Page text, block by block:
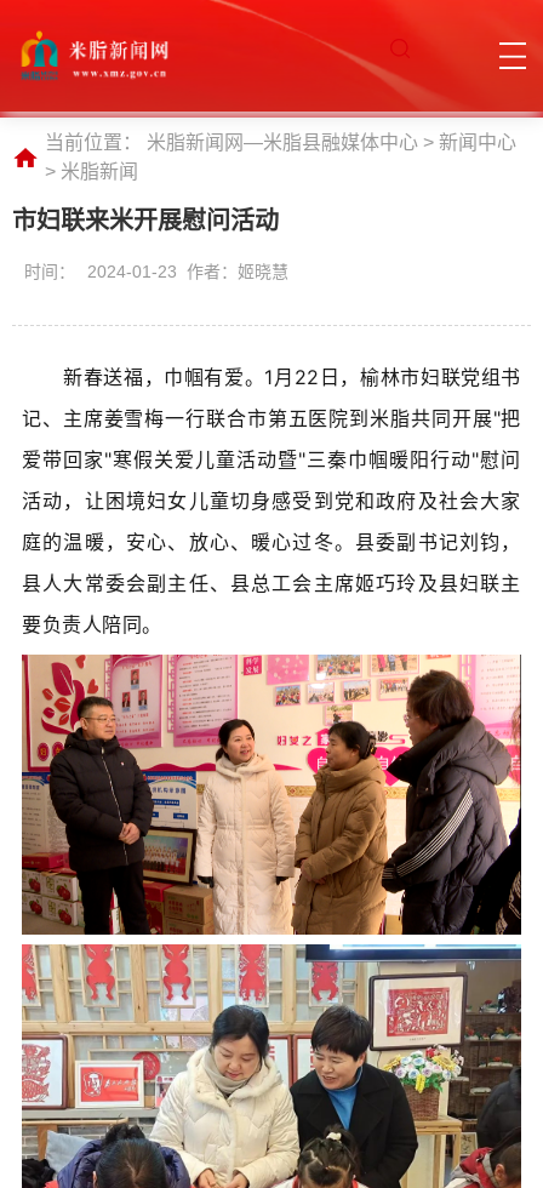
当前位置： 米脂新闻网—米脂县融媒体中心 > 新闻中心
> 米脂新闻
市妇联来米开展慰问活动
时间： 2024-01-23 作者：姬晓慧
新春送福，巾帼有爱。1月22日，榆林市妇联党组书
记、主席姜雪梅一行联合市第五医院到米脂共同开展"把
爱带回家"寒假关爱儿童活动暨"三秦巾帼暖阳行动"慰问
活动，让困境妇女儿童切身感受到党和政府及社会大家
庭的温暖，安心、放心、暖心过冬。县委副书记刘钧，
县人大常委会副主任、县总工会主席姬巧玲及县妇联主
要负责人陪同。